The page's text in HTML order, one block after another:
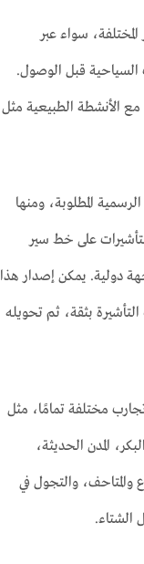
سواء عبر
السياحية قبل الوصول.
مع الأنشطة الطبيعية مثل
المطلوبة، ومنها
على خط سير
دولية. يمكن إصدار هذا
بثقة، ثم تحويله
مختلفة تمامًا، مثل
المدن الحديثة،
والمتاحف، والتجول في
الشتاء.